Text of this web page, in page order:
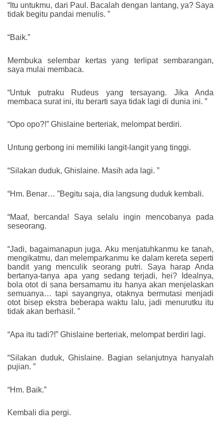
“Itu untukmu, dari Paul. Bacalah dengan lantang, ya? Saya
tidak begitu pandai menulis. ”
“Baik.”
Membuka selembar kertas yang terlipat sembarangan,
saya mulai membaca.
“Untuk putraku Rudeus yang tersayang. Jika Anda
membaca surat ini, itu berarti saya tidak lagi di dunia ini. ”
“Opo opo?!” Ghislaine berteriak, melompat berdiri.
Untung gerbong ini memiliki langit-langit yang tinggi.
“Silakan duduk, Ghislaine. Masih ada lagi. ”
“Hm. Benar… ”Begitu saja, dia langsung duduk kembali.
“Maaf, bercanda! Saya selalu ingin mencobanya pada
seseorang.
“Jadi, bagaimanapun juga. Aku menjatuhkanmu ke tanah,
mengikatmu, dan melemparkanmu ke dalam kereta seperti
bandit yang menculik seorang putri. Saya harap Anda
bertanya-tanya apa yang sedang terjadi, hei? Idealnya,
bola otot di sana bersamamu itu hanya akan menjelaskan
semuanya… tapi sayangnya, otaknya bermutasi menjadi
otot bisep ekstra beberapa waktu lalu, jadi menurutku itu
tidak akan berhasil. ”
“Apa itu tadi?!” Ghislaine berteriak, melompat berdiri lagi.
“Silakan duduk, Ghislaine. Bagian selanjutnya hanyalah
pujian. ”
“Hm. Baik.”
Kembali dia pergi.